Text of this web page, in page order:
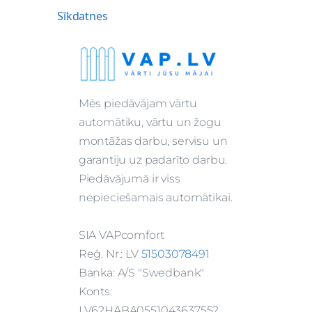
Sīkdatnes
Mēs piedāvājam vārtu
automātiku, vārtu un žogu
montāžas darbu, servisu un
garantiju uz padarīto darbu.
Piedāvājumā ir viss
nepieciešamais automātikai.
SIA VAPcomfort
Reģ. Nr.: LV 51503078491
Banka: A/S "Swedbank"
Konts: